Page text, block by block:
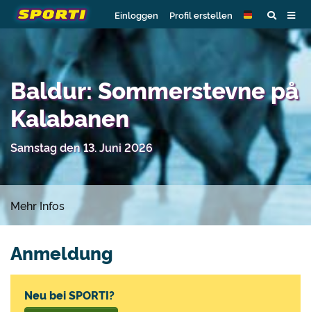
Einloggen Profil erstellen
Baldur: Sommerstevne på
Kalabanen
Samstag den 13. Juni 2026
Mehr Infos
Anmeldung
Neu bei SPORTI?